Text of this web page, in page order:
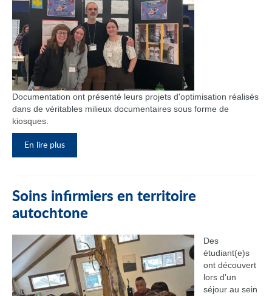
Documentation ont présenté leurs projets d'optimisation réalisés
dans de véritables milieux documentaires sous forme de
kiosques.
En lire plus
Soins infirmiers en territoire
autochtone
Des
étudiant(e)s
ont découvert
lors d'un
séjour au sein